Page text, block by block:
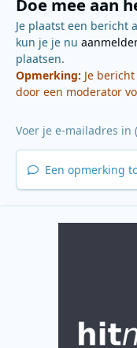
Doe mee aan
Je plaatst een bericht
kun je je nu
plaatsen.
Opmerking: Je
door een moderator
Een opmerking